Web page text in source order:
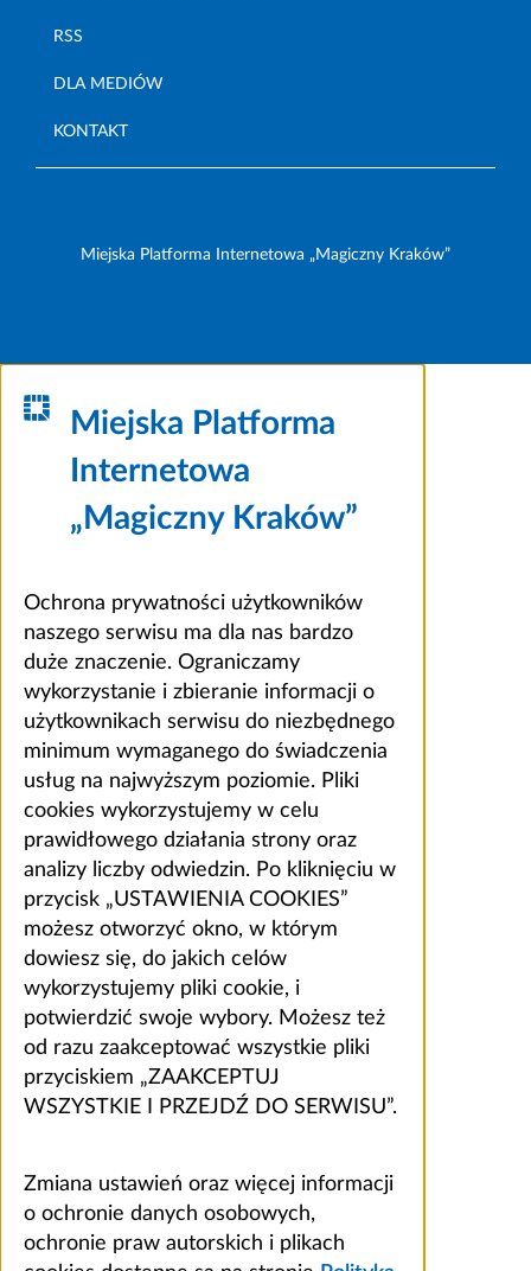
RSS
DLA MEDIÓW
KONTAKT
Miejska Platforma Internetowa „Magiczny Kraków”
Miejska Platforma
Internetowa
„Magiczny Kraków”
Ochrona prywatności użytkowników
naszego serwisu ma dla nas bardzo
duże znaczenie. Ograniczamy
wykorzystanie i zbieranie informacji o
użytkownikach serwisu do niezbędnego
minimum wymaganego do świadczenia
usług na najwyższym poziomie. Pliki
cookies wykorzystujemy w celu
prawidłowego działania strony oraz
analizy liczby odwiedzin. Po kliknięciu w
przycisk „USTAWIENIA COOKIES”
możesz otworzyć okno, w którym
dowiesz się, do jakich celów
wykorzystujemy pliki cookie, i
potwierdzić swoje wybory. Możesz też
od razu zaakceptować wszystkie pliki
przyciskiem „ZAAKCEPTUJ
WSZYSTKIE I PRZEJDŹ DO SERWISU”.
Zmiana ustawień oraz więcej informacji
o ochronie danych osobowych,
ochronie praw autorskich i plikach